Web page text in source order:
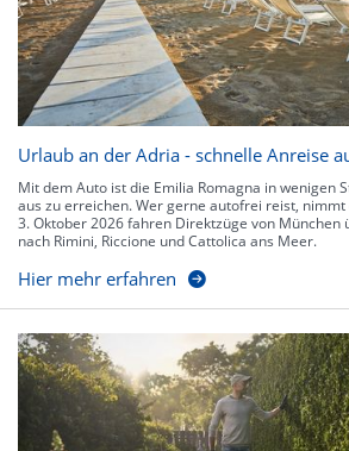
Urlaub an der Adria - schnelle Anreise
Mit dem Auto ist die Emilia Romagna in wenigen
aus zu erreichen. Wer gerne autofrei reist, nimmt
3. Oktober 2026 fahren Direktzüge von München
nach Rimini, Riccione und Cattolica ans Meer.
Hier mehr erfahren